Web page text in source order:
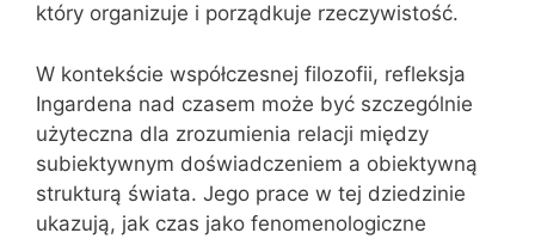
który organizuje i porządkuje rzeczywistość.
W kontekście współczesnej filozofii, refleksja
Ingardena nad czasem może być szczególnie
użyteczna dla zrozumienia relacji między
subiektywnym doświadczeniem a obiektywną
strukturą świata. Jego prace w tej dziedzinie
ukazują, jak czas jako fenomenologiczne